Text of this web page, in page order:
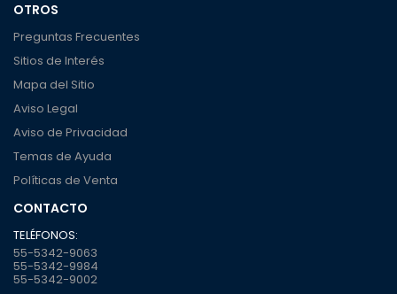
OTROS
Preguntas Frecuentes
Sitios de Interés
Mapa del Sitio
Aviso Legal
Aviso de Privacidad
Temas de Ayuda
Políticas de Venta
CONTACTO
TELÉFONOS:
55-5342-9063
55-5342-9984
55-5342-9002